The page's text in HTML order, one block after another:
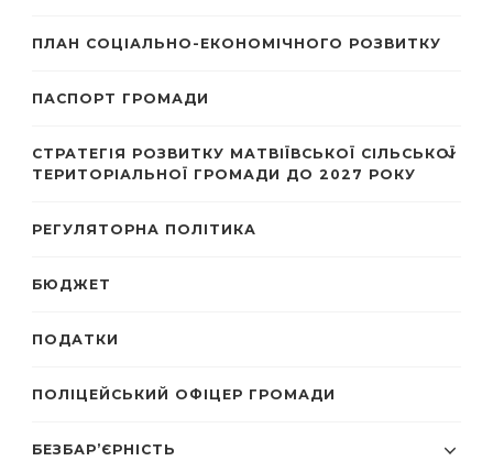
ПЛАН СОЦІАЛЬНО-ЕКОНОМІЧНОГО РОЗВИТКУ
ПАСПОРТ ГРОМАДИ
СТРАТЕГІЯ РОЗВИТКУ МАТВІЇВСЬКОЇ СІЛЬСЬКОЇ
ТЕРИТОРІАЛЬНОЇ ГРОМАДИ ДО 2027 РОКУ
РЕГУЛЯТОРНА ПОЛІТИКА
БЮДЖЕТ
ПОДАТКИ
ПОЛІЦЕЙСЬКИЙ ОФІЦЕР ГРОМАДИ
БЕЗБАР’ЄРНІСТЬ